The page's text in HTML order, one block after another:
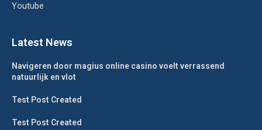
Youtube
Latest News
Navigeren door magius online casino voelt verrassend
natuurlijk en vlot
Test Post Created
Test Post Created